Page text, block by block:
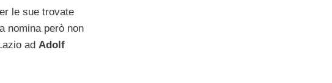
le sue trovate
nomina però non
ad Adolf